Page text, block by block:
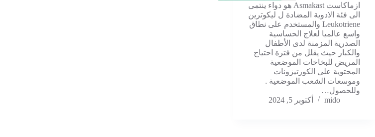
ازماكاست Asmakast هو دواء ينتمى
الى فئة الادوية المضادة ل ليكوترين
Leukotriene والمستخدم على نطاق
واسع عالميا لعلاج الحساسية
الصدرية المزمنة لدى الأطفال
والكبار حيث يقلل من فترة احتياج
المريض للبخاخات الموضعية
المحتوية على الكورتيزونات
وموسعات الشعب الموضعية .
وللحصول…
mido
أكتوبر 5, 2024